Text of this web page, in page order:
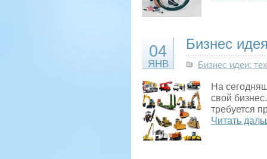
04
ЯНВ
Бизнес
Бизнес идеи:
На
свой
требуется
Читать